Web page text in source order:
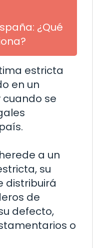
¿Qué
estricta
en un
se
a un
su
distribuirá
de
defecto,
o